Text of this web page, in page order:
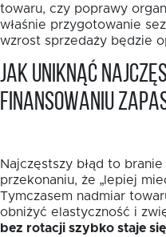
towaru, czy poprawy
właśnie przygotowanie
wzrost sprzedaży będzie
Jak uniknąć
finansowaniu
Najczęstszy błąd to
przekonaniu, że „lepiej
Tymczasem nadmiar
obniżyć elastyczność i
bez rotacji szybko staje